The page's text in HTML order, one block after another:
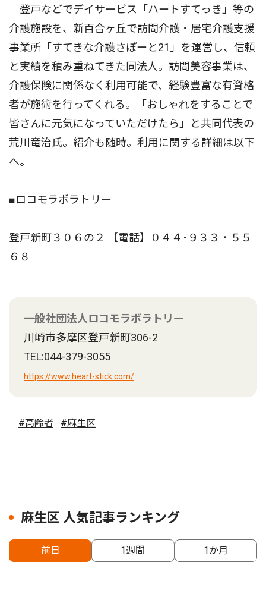
登戸などでデイサービス「ハートすてっき」等の
介護施設を、新百合ヶ丘で訪問介護・居宅介護支援
事業所「すてきな介護さぽーと21」を運営し、信頼
と実績を積み重ねてきた同法人。訪問美容事業は、
介護保険に関係なく利用可能で、経験豊富な有資格
者が施術を行ってくれる。「おしゃれをすることで
皆さんに元気になっていただけたら」と共同代表の
荒川竜治氏。紹介も随時。利用に関する詳細は以下
へ。
■ロコモラボラトリー
登戸新町３０６の２ 【電話】０４４･９３３・５５
６８
一般社団法人ロコモラボラトリー
川崎市多摩区登戸新町306-2
TEL:044-379-3055
https://www.heart-stick.com/
#高齢者 #麻生区
麻生区 人気記事ランキング
前日 1週間 1か月